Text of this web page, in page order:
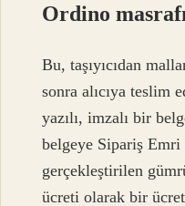
Ordino
Bu, taşıyıcıdan
sonra alıcıya teslim
yazılı, imzalı bir
belgeye Sipariş
gerçekleştirilen
ücreti olarak bir